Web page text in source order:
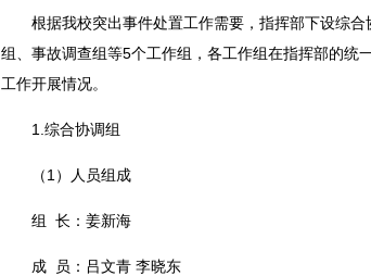
根据我校突出事件处置工作需要，指挥部下设综
组、事故调查组等5个工作组，各工作组在指挥部的统
工作开展情况。
1.综合协调组
（1）人员组成
组 长：姜新海
成 员：吕文青 李晓东